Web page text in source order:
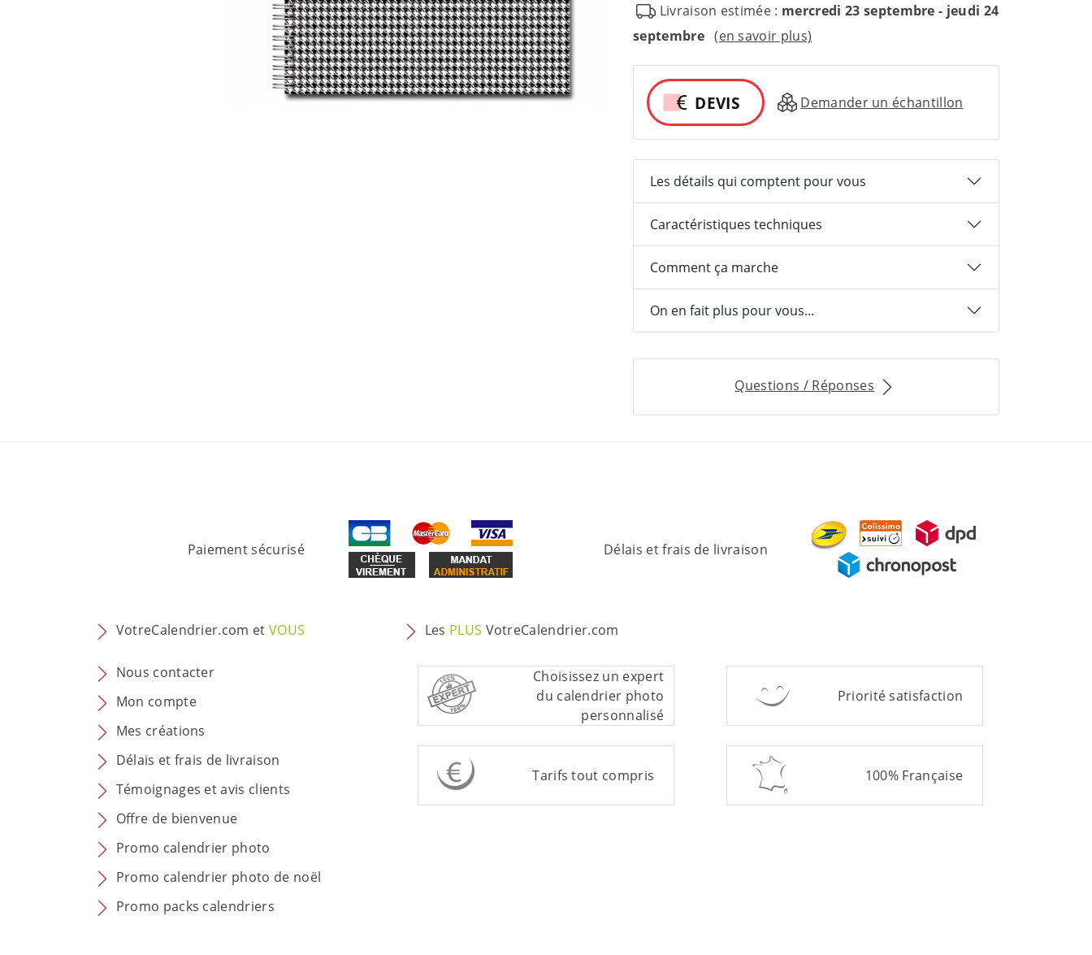
Livraison estimée : mercredi 23 septembre - jeudi 24
septembre (en savoir plus)
DEVIS Demander un échantillon
Les détails qui comptent pour vous
Caractéristiques techniques
Comment ça marche
On en fait plus pour vous...
Questions / Réponses
Paiement sécurisé Délais et frais de livraison
VotreCalendrier.com etVOUS
Nous contacter
Mon compte
Mes créations
Délais et frais de livraison
Témoignages et avis clients
Offre de bienvenue
Promo calendrier photo
Promo calendrier photo de noël
Promo packs calendriers
Les PLUS VotreCalendrier.com
Choisissez un expert
du calendrier photo
personnalisé
Priorité satisfaction
Tarifs tout compris 100% Française